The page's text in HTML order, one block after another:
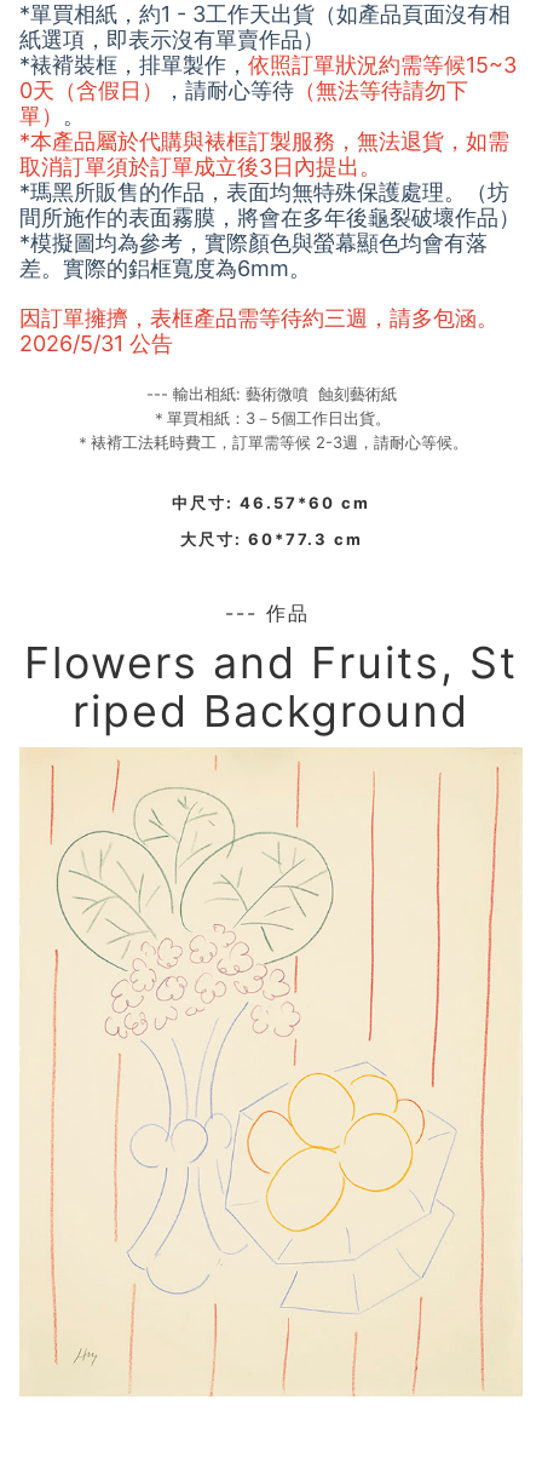
*單買相紙，約1 - 3工作天出貨（如產品頁面沒有相
紙選項，即表示沒有單賣作品）
*裱褙裝框，排單製作， 依照訂單狀況約需等候15~3
0天（含假日）
，請耐心等待 （無法等待請勿下
單） 。
*本產品屬於代購與裱框訂製服務，無法退貨，如需
取消訂單須於訂單成立後3日內提出。
*瑪黑所販售的作品，表面均無特殊保護處理。（坊
間所施作的表面霧膜，將會在多年後龜裂破壞作品）
*模擬圖均為參考，實際顏色與螢幕顯色均會有落
差。實際的鋁框寬度為6mm。
因訂單擁擠，表框產品需等待約三週，請多包涵。
2026/5/31 公告
--- 輸出相紙: 藝術微噴 蝕刻藝術紙
＊單買相紙：3－5個工作日出貨。
＊裱褙工法耗時費工，訂單需等候 2-3週，請耐心等候。
中尺寸: 46.57*60 cm
大尺寸: 60*77.3 cm
--- 作品
Flowers and Fruits, St
riped Background